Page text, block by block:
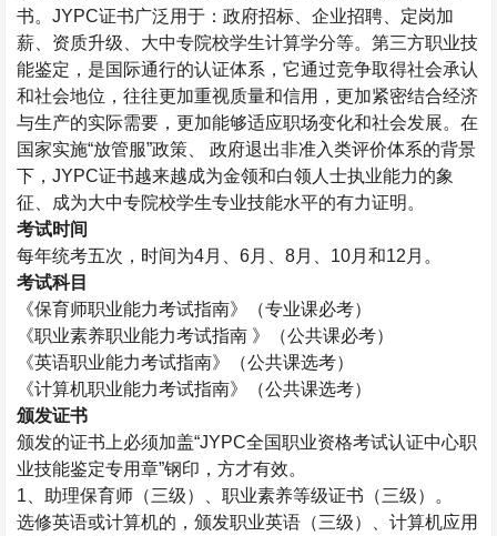
书。JYPC证书广泛用于：政府招标、企业招聘、定岗加
薪、资质升级、大中专院校学生计算学分等。第三方职业技
能鉴定，是国际通行的认证体系，它通过竞争取得社会承认
和社会地位，往往更加重视质量和信用，更加紧密结合经济
与生产的实际需要，更加能够适应职场变化和社会发展。在
国家实施“放管服”政策、 政府退出非准入类评价体系的背景
下，JYPC证书越来越成为金领和白领人士执业能力的象
征、成为大中专院校学生专业技能水平的有力证明。
考试时间
每年统考五次，时间为4月、6月、8月、 10月和12 月。
考试科目
《保育师职业能力考试指南》（专业课必考）
《职业素养职业能力考试指南 》（公共课必考）
《英语职业能力考试指南》（公共课选考）
《计算机职业能力考试指南》（公共课选考）
颁发证书
颁发的证书上必须加盖“JYPC全国职业资格考试认证中心职
业技能鉴定专用章”钢印，方才有效。
1 、助理保育师（三级）、职业素养等级证书（三级）。
选修英语或计算机的，颁发职业英语（三级）、计算机应用